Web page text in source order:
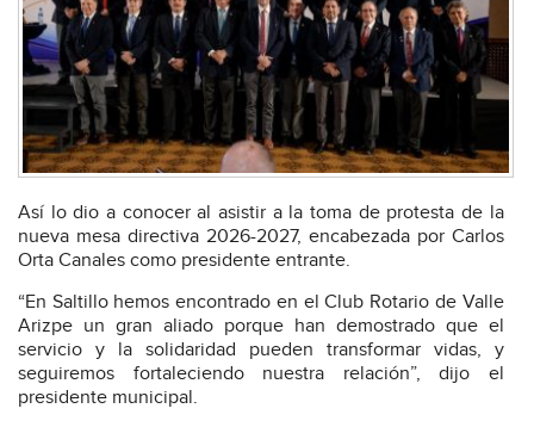
Así lo dio a conocer al asistir a la toma de protesta de la
nueva mesa directiva 2026-2027, encabezada por Carlos
Orta Canales como presidente entrante.
“En Saltillo hemos encontrado en el Club Rotario de Valle
Arizpe un gran aliado porque han demostrado que el
servicio y la solidaridad pueden transformar vidas, y
seguiremos fortaleciendo nuestra relación”, dijo el
presidente municipal.